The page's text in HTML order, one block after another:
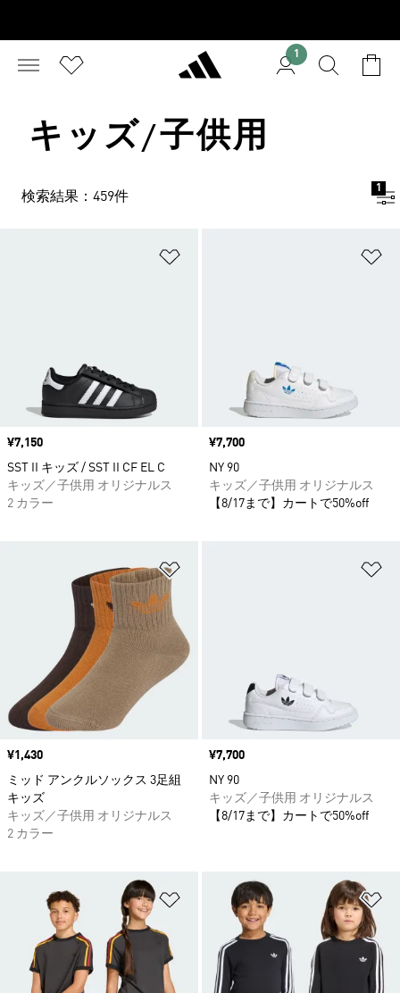
1
キッズ/子供用
検索結果：459件
1
価格
¥7,150
SST II キッズ / SST II CF EL C
キッズ／子供用 オリジナルス
2 カラー
価格
¥7,700
NY 90
キッズ／子供用 オリジナルス
【8/17まで】カートで50%off
価格
¥1,430
ミッド アンクルソックス 3足組
キッズ
キッズ／子供用 オリジナルス
2 カラー
価格
¥7,700
NY 90
キッズ／子供用 オリジナルス
【8/17まで】カートで50%off
ほしいものリストに追加